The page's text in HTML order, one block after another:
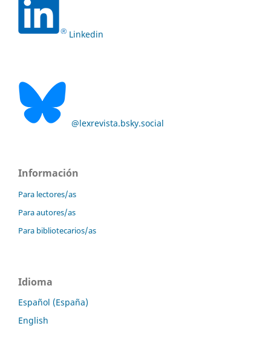
Linkedin
@lexrevista.bsky.social
Información
Para lectores/as
Para autores/as
Para bibliotecarios/as
Idioma
Español (España)
English